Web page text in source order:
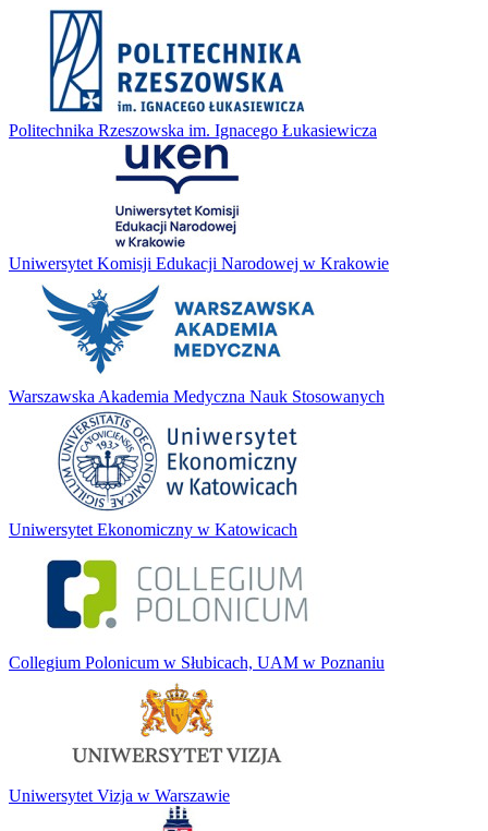
Politechnika Rzeszowska im. Ignacego Łukasiewicza
Uniwersytet Komisji Edukacji Narodowej w Krakowie
Warszawska Akademia Medyczna Nauk Stosowanych
Uniwersytet Ekonomiczny w Katowicach
Collegium Polonicum w Słubicach, UAM w Poznaniu
Uniwersytet Vizja w Warszawie